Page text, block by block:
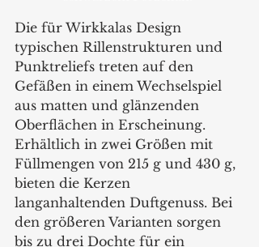
Die für Wirkkalas Design
typischen Rillenstrukturen und
Punktreliefs treten auf den
Gefäßen in einem Wechselspiel
aus matten und glänzenden
Oberflächen in Erscheinung.
Erhältlich in zwei Größen mit
Füllmengen von 215 g und 430 g,
bieten die Kerzen
langanhaltenden Duftgenuss. Bei
den größeren Varianten sorgen
bis zu drei Dochte für ein